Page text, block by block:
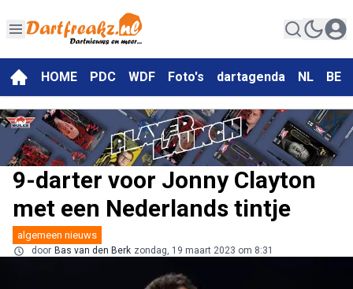
HOME PDC WDF Foto's dartagenda NL BE
9-darter voor Jonny Clayton
met een Nederlands tintje
algemeen nieuws
door Bas van den Berk zondag, 19 maart 2023 om 8:31